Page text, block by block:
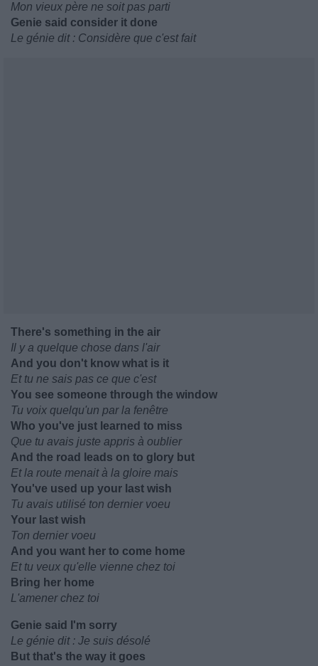
Mon vieux père ne soit pas parti
Genie said consider it done
Le génie dit : Considère que c'est fait
There's something in the air
Il y a quelque chose dans l'air
And you don't know what is it
Et tu ne sais pas ce que c'est
You see someone through the window
Tu voix quelqu'un par la fenêtre
Who you've just learned to miss
Que tu avais juste appris à oublier
And the road leads on to glory but
Et la route menait à la gloire mais
You've used up your last wish
Tu avais utilisé ton dernier voeu
Your last wish
Ton dernier voeu
And you want her to come home
Et tu veux qu'elle vienne chez toi
Bring her home
L'amener chez toi
Genie said I'm sorry
Le génie dit : Je suis désolé
But that's the way it goes